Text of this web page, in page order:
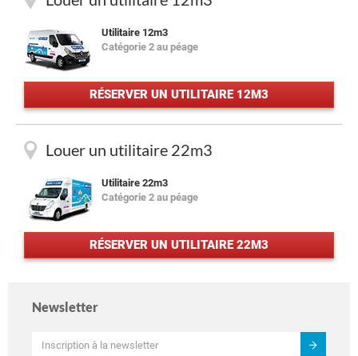
Utilitaire 12m3
Catégorie 2 au péage
RÉSERVER UN UTILITAIRE 12M3
Louer un utilitaire 22m3
Utilitaire 22m3
Catégorie 2 au péage
RÉSERVER UN UTILITAIRE 22M3
Newsletter